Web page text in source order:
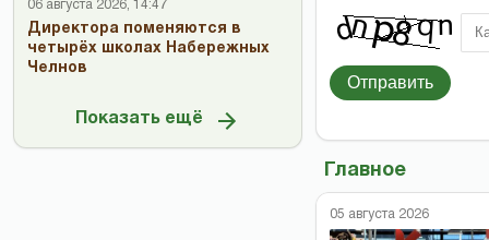
06 августа 2026, 14:47
Директора поменяются в
четырёх школах Набережных
Челнов
Показать ещё
Отправить
Главное
05 августа 2026